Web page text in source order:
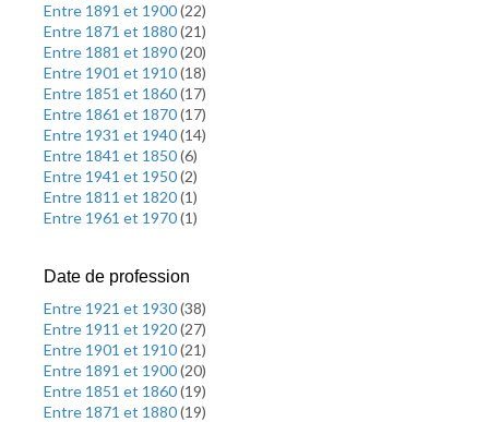
Entre 1891 et 1900(22)
Entre 1871 et 1880(21)
Entre 1881 et 1890(20)
Entre 1901 et 1910(18)
Entre 1851 et 1860(17)
Entre 1861 et 1870(17)
Entre 1931 et 1940(14)
Entre 1841 et 1850(6)
Entre 1941 et 1950(2)
Entre 1811 et 1820(1)
Entre 1961 et 1970(1)
Date de profession
Entre 1921 et 1930(38)
Entre 1911 et 1920(27)
Entre 1901 et 1910(21)
Entre 1891 et 1900(20)
Entre 1851 et 1860(19)
Entre 1871 et 1880(19)